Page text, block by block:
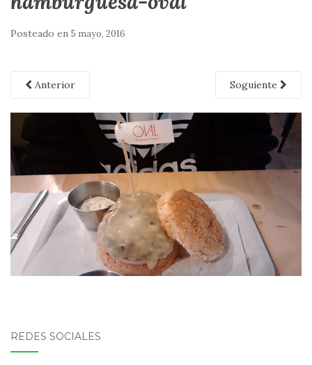
Posteado en 5 mayo, 2016
Anterior Soguiente
REDES SOCIALES